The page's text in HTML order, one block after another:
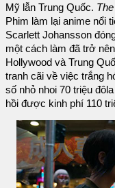
Mỹ lẫn Trung Quốc.
Phim làm lại anime nổi
Scarlett Johansson
một cách làm đã trở
Hollywood và Trung
tranh cãi về việc trắng
số nhỏ nhoi 70 triệu
hồi được kinh phí 110